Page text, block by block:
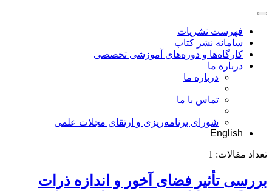
فهرست نشریات
سامانه نشر کتاب
کارگاه‌ها و دوره‌های آموزشی تخصصی
درباره ما
درباره ما
تماس با ما
شورای برنامه‌ریزی و ارتقای مجلات علمی
English
تعداد مقالات: 1
بررسی تأثیر فضای آخور و اندازه ذرات